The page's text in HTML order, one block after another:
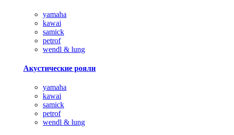
yamaha
kawai
samick
petrof
wendl & lung
Акустические рояли
yamaha
kawai
samick
petrof
wendl & lung